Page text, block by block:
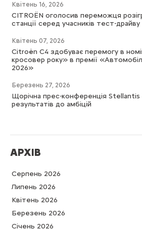
Квітень 16, 2026
CITROËN оголосив переможця
станції серед учасників тест-
Квітень 07, 2026
Citroën C4 здобуває перемогу в
кросовер року» в премії
2026»
Березень 27, 2026
Щорічна прес-конференція Stellantis
результатів до амбіцій
АРХІВ
Серпень 2026
Липень 2026
Квітень 2026
Березень 2026
Cічень 2026